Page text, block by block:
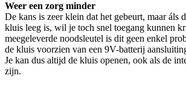
Weer een zorg minder
De kans is zeer klein dat het gebeurt, maar áls
kluis leeg is, wil je toch snel toegang kunnen
meegeleverde noodsleutel is dit geen enkel
de kluis voorzien van een 9V-batterij
Je kan dus altijd de kluis openen, ook als de
zijn.